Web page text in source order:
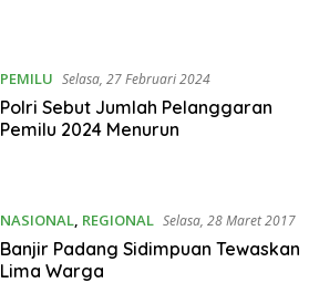
PEMILU Selasa, 27 Februari 2024
Polri Sebut Jumlah Pelanggaran
Pemilu 2024 Menurun
NASIONAL, REGIONAL Selasa, 28 Maret 2017
Banjir Padang Sidimpuan Tewaskan
Lima Warga